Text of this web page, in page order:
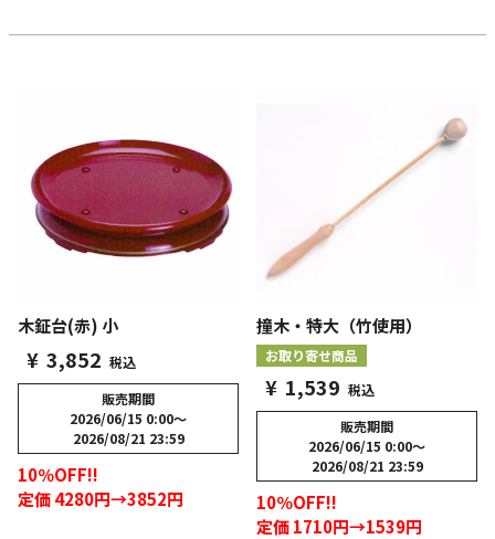
木鉦台(赤) 小
¥ 3,852 税込
販売期間
2026/06/15 0:00〜
2026/08/21 23:59
10％OFF!!
定価 4280円→3852円
撞木・特大（竹使用）
お取り寄せ商品
¥ 1,539 税込
販売期間
2026/06/15 0:00〜
2026/08/21 23:59
10％OFF!!
定価 1710円→1539円